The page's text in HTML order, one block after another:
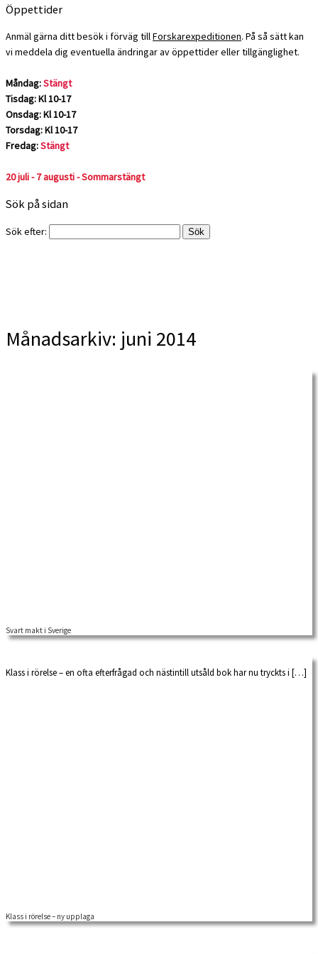
Öppettider
Anmäl gärna ditt besök i förväg tillForskarexpeditionen. På så sätt kan
vi meddela dig eventuella ändringar av öppettider eller tillgänglighet.
Måndag:Stängt
Tisdag: Kl 10-17
Onsdag: Kl 10-17
Torsdag: Kl 10-17
Fredag:Stängt
20 juli - 7 augusti - Sommarstängt
Sök på sidan
Sök efter:
Månadsarkiv: juni 2014
”Black Power” var ett slagord som skallade allt högre i det amerikanska
Svart makt i Sverige
Klass i rörelse – en ofta efterfrågad och nästintill utsåld bok har nu tryckts i […]
Klass i rörelse – ny upplaga